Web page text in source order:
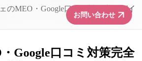
お問い合わせarrow_forward
のMEO・Google口コミ対策完全ガイ
Google口コミ対策完全